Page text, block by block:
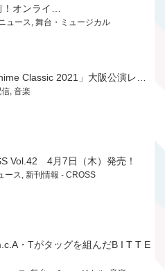
オンライ…
ュース, 舞台・ミュージカル
Classic 2021」大阪公演レ…
, 音楽
Vol.42 4月7日（木）発売！
ース, 新刊情報 - CROSS
・Tがタッグを組んだB I T T E